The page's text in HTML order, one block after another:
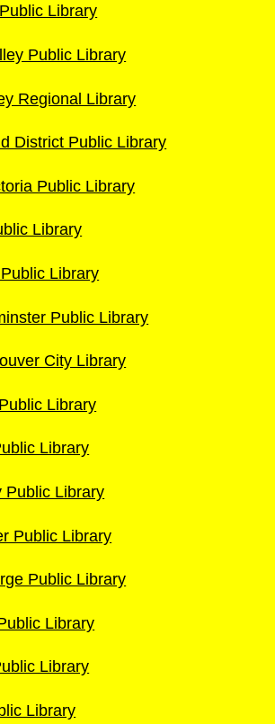
Library
Public Library
Regional Library
District Public Library
Public Library
Library
Library
Public Library
City Library
Library
Library
Public Library
Public Library
Public Library
Library
Library
Library